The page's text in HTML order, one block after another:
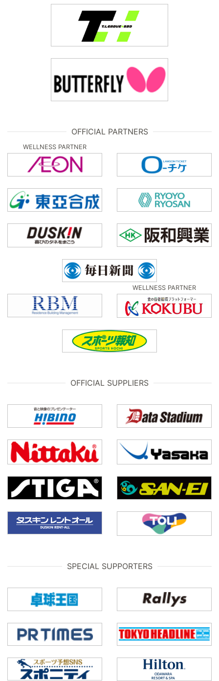
OFFICIAL PARTNERS
WELLNESS PARTNER
WELLNESS PARTNER
OFFICIAL SUPPLIERS
SPECIAL SUPPORTERS